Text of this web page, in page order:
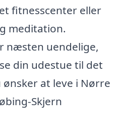
fitnesscenter eller
meditation.
næsten uendelige,
din udestue til det
ønsker at leve i Nørre
Skjern